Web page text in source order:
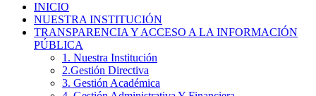
INICIO
NUESTRA INSTITUCIÓN
TRANSPARENCIA Y ACCESO A LA INFORMACIÓN
PÚBLICA
1. Nuestra Institución
2.Gestión Directiva
3. Gestión Académica